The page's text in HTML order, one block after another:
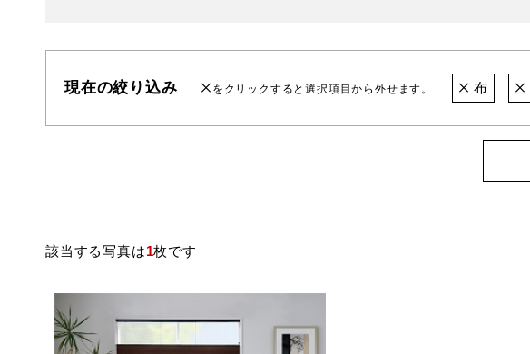
現在の絞り込み をクリックすると選択項目から外せます。 布
該当する写真は1枚です